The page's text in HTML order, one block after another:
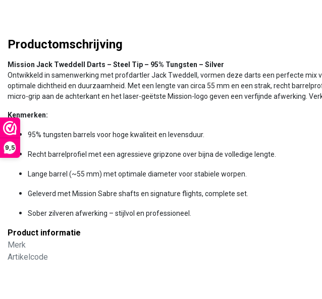
9,5
Productomschrijving
Mission Jack Tweddell Darts – Steel Tip – 95% Tungsten – Silver
Ontwikkeld in samenwerking met profdar­tler Jack Tweddell, vormen deze darts een perfecte
optimale dichtheid en duurzaamheid. Met een lengte van circa 55 mm en een strak, recht
micro-grip aan de achterkant en het laser-geëtste Mission-logo geven een verfijnde afwerking.
Kenmerken:
95% tungsten barrels voor hoge kwaliteit en levensduur.
Recht barrelprofiel met een agressieve gripzone over bijna de volledige lengte.
Lange barrel (~55 mm) met optimale diameter voor stabiele worpen.
Geleverd met Mission Sabre shafts en signature flights, complete set.
Sober zilveren afwerking – stijlvol en professioneel.
Product informatie
Merk
Artikelcode